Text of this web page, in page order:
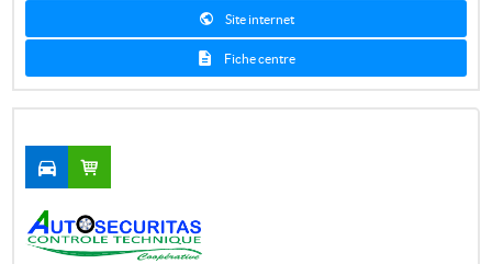
Site internet
Fiche centre